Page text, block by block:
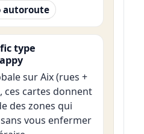
autoroute
type
sur Aix (rues +
ces cartes donnent
des zones qui
vous enfermer